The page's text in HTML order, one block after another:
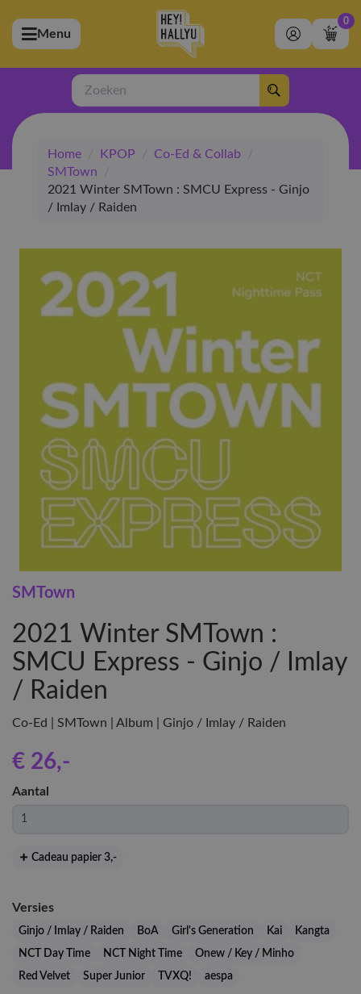
(Artiesten)
(Merchandise)
(Exclusive)
(Winkel)
Menu
0
Zoeken
Home / KPOP / Co-Ed & Collab
/
SMTown
/
2021 Winter SMTown : SMCU Express - Ginjo
/ Imlay / Raiden
SMTown
2021 Winter SMTown :
SMCU Express - Ginjo / Imlay
/ Raiden
Co-Ed | SMTown | Album | Ginjo / Imlay / Raiden
€ 26,-
Aantal
Cadeau papier 3,-
Versies
Ginjo / Imlay / Raiden BoA Girl's Generation Kai
Kangta
NCT Day Time
NCT Night Time
Onew / Key / Minho
Red Velvet
Super Junior TVXQ! aespa